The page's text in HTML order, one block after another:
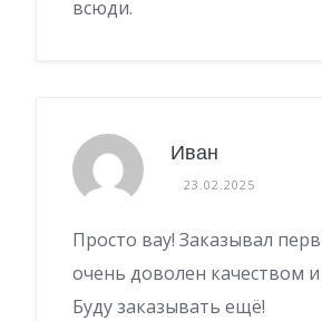
всюди.
Иван
23.02.2025
Просто вау! Заказывал
очень доволен качеством
Буду заказывать ещё!